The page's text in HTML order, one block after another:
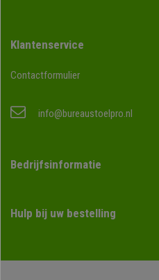
Klantenservice
Contactformulier
info@bureaustoelpro.nl
Bedrijfsinformatie
Hulp bij uw bestelling